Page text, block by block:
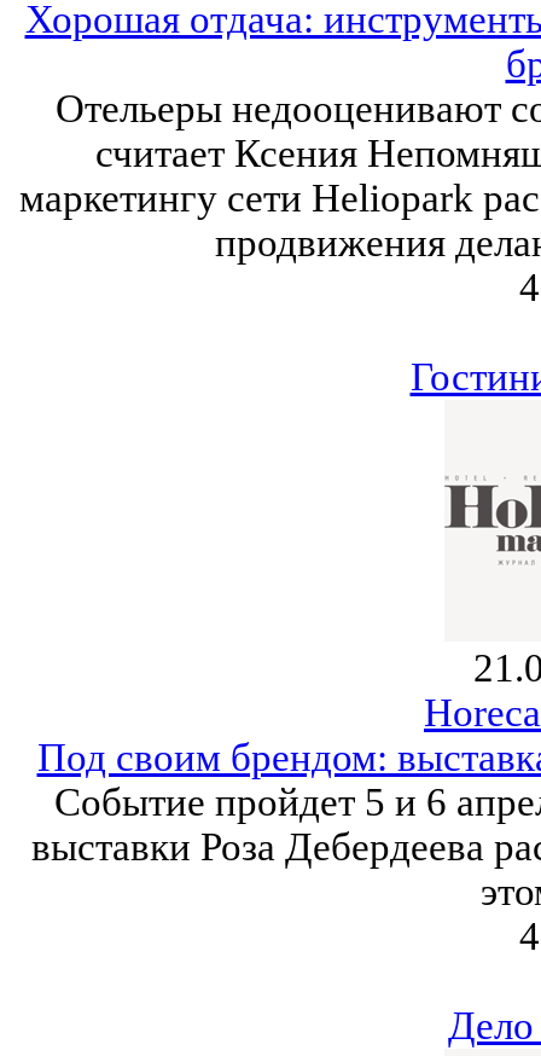
Хорошая отдача:
Отельеры недооценивают
считает Ксения
маркетингу сети Heliopark
продвижения
Под своим брендом:
Событие пройдет 5 и 6
выставки Роза Дебердеева
Дело